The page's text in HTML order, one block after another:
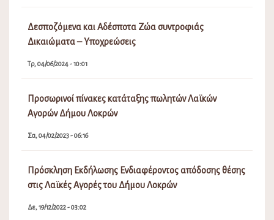
Δεσποζόμενα και Αδέσποτα Ζώα συντροφιάς
Δικαιώματα – Υποχρεώσεις
Τρ, 04/06/2024 - 10:01
Προσωρινοί πίνακες κατάταξης πωλητών Λαϊκών
Αγορών Δήμου Λοκρών
Σα, 04/02/2023 - 06:16
Πρόσκληση Εκδήλωσης Ενδιαφέροντος απόδοσης θέσης
στις Λαϊκές Αγορές του Δήμου Λοκρών
Δε, 19/12/2022 - 03:02